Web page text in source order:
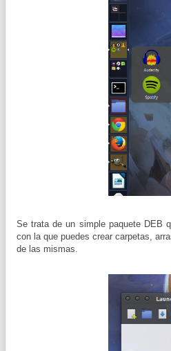
Se trata de un simple paquete DEB
con la que puedes crear carpetas,
de las mismas.